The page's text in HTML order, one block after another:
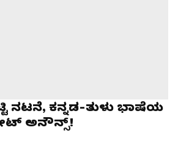
ನಟನೆ, ಕನ್ನಡ-ತುಳು ಭಾಷೆಯ
ಅನೌನ್ಸ್!